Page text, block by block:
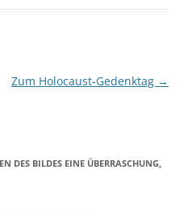
Zum Holocaust-Gedenktag →
DES BILDES EINE ÜBERRASCHUNG,